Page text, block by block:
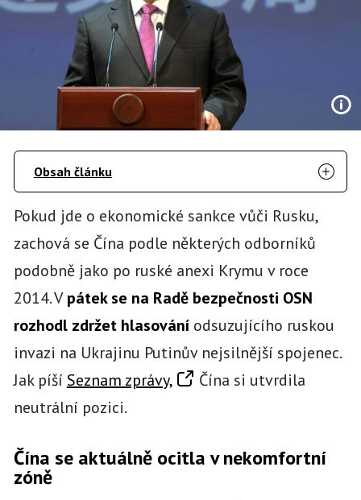
Obsah článku
Pokud jde o ekonomické sankce vůči Rusku,
zachová se Čína podle některých odborníků
podobně jako po ruské anexi Krymu v roce
2014. Vpátek se na Radě bezpečnosti OSN
rozhodl zdržet hlasováníodsuzujícího ruskou
invazi na Ukrajinu Putinův nejsilnější spojenec.
Jak píší Seznam zprávy,
Čína si utvrdila
neutrální pozici.
Čína se aktuálně ocitla v nekomfortní
zóně